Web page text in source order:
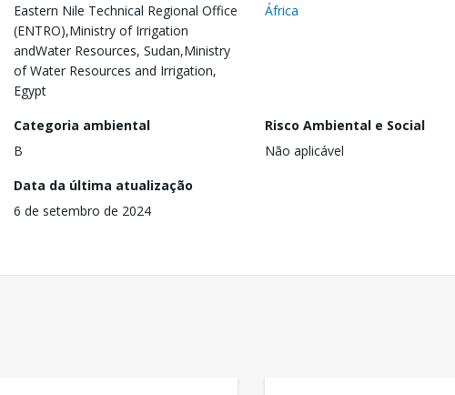
Eastern Nile Technical Regional Office
(ENTRO),Ministry of Irrigation
andWater Resources, Sudan,Ministry
of Water Resources and Irrigation,
Egypt
África
Categoria ambiental
B
Risco Ambiental e Social
Não aplicável
Data da última atualização
6 de setembro de 2024